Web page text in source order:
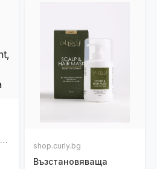
shop.curly.bg
Възстановяваща